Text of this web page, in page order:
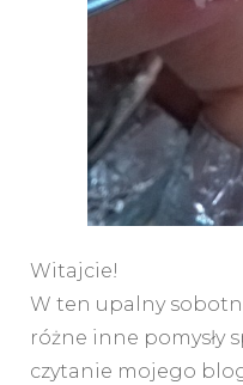
Witajcie!
W ten upalny
różne inne pomysły
czytanie mojego